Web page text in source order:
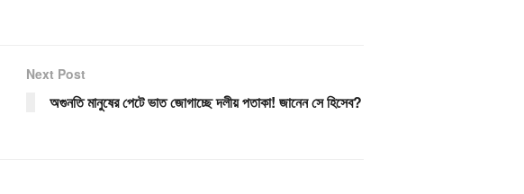
Next Post
অগুনতি মানুষের পেটে ভাত জোগাচ্ছে দলীয় পতাকা! জানেন সে হিসেব?